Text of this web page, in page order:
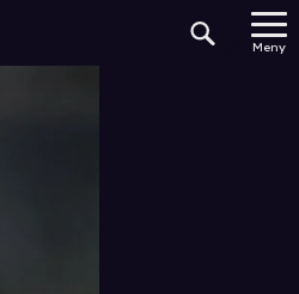
Meny